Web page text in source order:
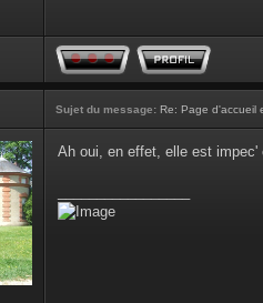
Sujet du message: Re: Page d'accueil
Ah oui, en effet, elle est impec'